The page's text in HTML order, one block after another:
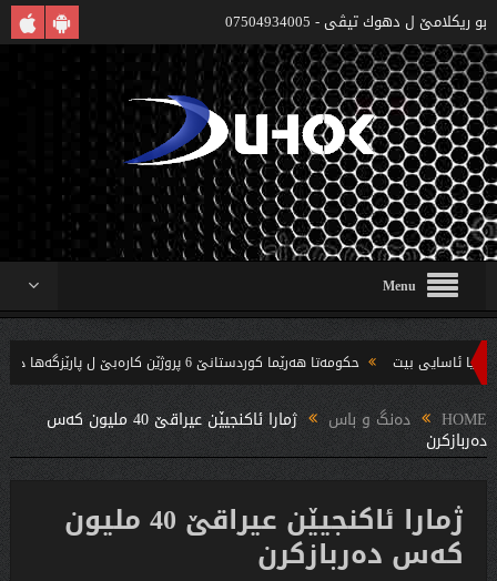
بو ريكلامێ ل دهوك تیڤی - 07504934005
Menu
حکومەتا هەرێما کوردستانێ 6 پروژێن کارەبێ ل پارێزگەها دهوکێ هنارتنه‌ قوناغا بجهئینانێ
بریار ده‌رئێخستنHOME دەنگ و باس ژمارا ئاكنجیێن عیراقێ 40 ملیون كه‌س
ده‌ربازكرن
ژمارا ئاكنجیێن عیراقێ 40 ملیون
كه‌س ده‌ربازكرن